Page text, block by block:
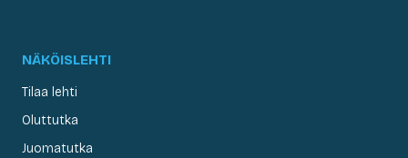
NÄKÖISLEHTI
Tilaa lehti
Oluttutka
Juomatutka